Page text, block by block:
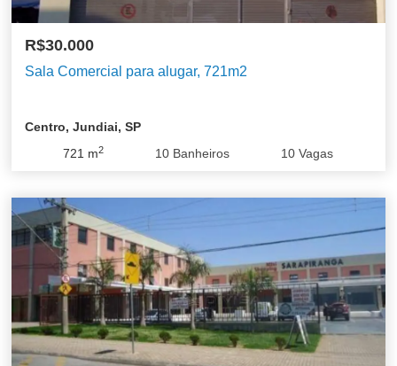
R$30.000
Sala Comercial para alugar, 721m2
Centro, Jundiai, SP
721 m2 10 Banheiros 10 Vagas